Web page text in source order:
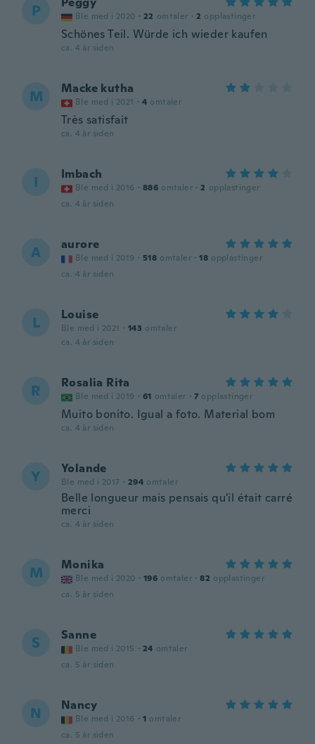
P Ble med i 2020 · 22 omtaler · 2 opplastinger
Schönes Teil. Würde ich wieder kaufen
ca. 4 år siden
M Macke kutha
Ble med i 2021 · 4 omtaler
Très satisfait
ca. 4 år siden
I Imbach
Ble med i 2016 · 886 omtaler · 2 opplastinger
ca. 4 år siden
A aurore
Ble med i 2019 · 518 omtaler · 18 opplastinger
ca. 4 år siden
L Louise
Ble med i 2021 · 143 omtaler
ca. 4 år siden
R Rosalia Rita
Ble med i 2019 · 61 omtaler · 7 opplastinger
Muito bonito. Igual a foto. Material bom
ca. 4 år siden
Y Yolande
Ble med i 2017 · 294 omtaler
Belle longueur mais pensais qu'il était carré
merci
ca. 4 år siden
M Monika
Ble med i 2020 · 196 omtaler · 82 opplastinger
ca. 5 år siden
S Sanne
Ble med i 2015 · 24 omtaler
ca. 5 år siden
N Nancy
Ble med i 2016 · 1 omtaler
ca. 5 år siden